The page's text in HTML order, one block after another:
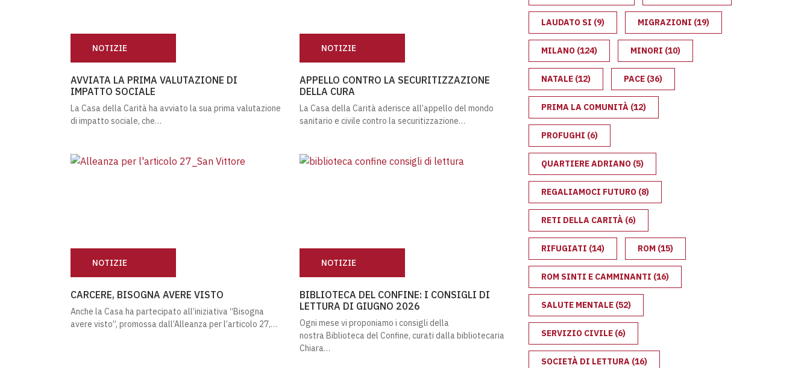
NOTIZIE
AVVIATA LA PRIMA VALUTAZIONE DI
IMPATTO SOCIALE
La Casa della Carità ha avviato la sua prima valutazione
di impatto sociale, che…
APPELLO CONTRO LA SECURITIZZAZIONE DELLA CURA
NOTIZIE
APPELLO CONTRO LA SECURITIZZAZIONE
DELLA CURA
La Casa della Carità aderisce all’appello del mondo
sanitario e civile contro la securitizzazione…
NOTIZIE
CARCERE, BISOGNA AVERE VISTO
Anche la Casa ha partecipato all’iniziativa “Bisogna
avere visto”, promossa dall’Alleanza per l’articolo 27,…
BIBLIOTECA DEL CONFINE: I CONSIGLI DI LETTURA DI GIUGNO 2026
NOTIZIE
BIBLIOTECA DEL CONFINE: I CONSIGLI DI
LETTURA DI GIUGNO 2026
Ogni mese vi proponiamo i consigli della
nostra Biblioteca del Confine, curati dalla bibliotecaria
Chiara…
LAUDATO SI (9) MIGRAZIONI (19)
MILANO (124) MINORI (10)
NATALE (12) PACE (36)
PRIMA LA COMUNITÀ (12)
PROFUGHI (6)
QUARTIERE ADRIANO (5)
REGALIAMOCI FUTURO (8)
RETI DELLA CARITÀ (6)
RIFUGIATI (14) ROM (15)
ROM SINTI E CAMMINANTI (16)
SALUTE MENTALE (52)
SERVIZIO CIVILE (6)
SOCIETÀ DI LETTURA (16)